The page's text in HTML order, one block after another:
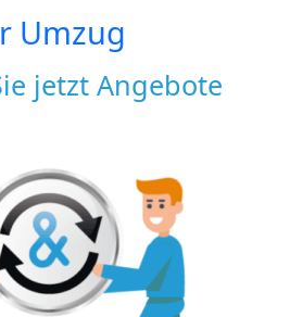
Umzug
jetzt Angebote